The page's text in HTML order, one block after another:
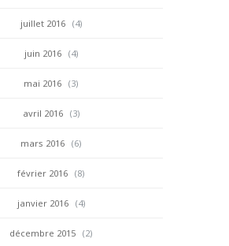
juillet 2016 (4)
juin 2016 (4)
mai 2016 (3)
avril 2016 (3)
mars 2016 (6)
février 2016 (8)
janvier 2016 (4)
décembre 2015 (2)